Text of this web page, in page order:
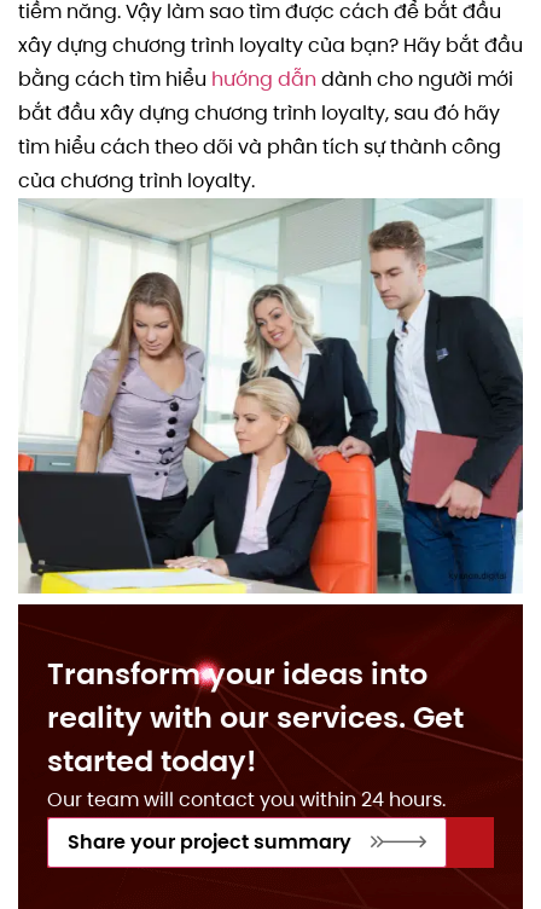
tiềm năng. Vậy làm sao tìm được cách để bắt đầu
xây dựng chương trình loyalty của bạn? Hãy bắt đầu
bằng cách tìm hiểu hướng dẫn dành cho người mới
bắt đầu xây dựng chương trình loyalty, sau đó hãy
tìm hiểu cách theo dõi và phân tích sự thành công
của chương trình loyalty.
Transform your ideas into
reality with our services. Get
started today!
Our team will contact you within 24 hours.
Share your project summary